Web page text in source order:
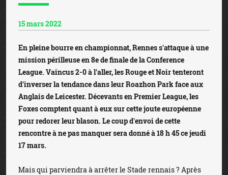
15 mars 2022
En pleine bourre en championnat, Rennes s'attaque à une
mission périlleuse en 8e de finale de la Conference
League. Vaincus 2-0 à l'aller, les Rouge et Noir tenteront
d'inverser la tendance dans leur Roazhon Park face aux
Anglais de Leicester. Décevants en Premier League, les
Foxes comptent quant à eux sur cette joute européenne
pour redorer leur blason. Le coup d'envoi de cette
rencontre à ne pas manquer sera donné à 18 h 45 ce jeudi
17 mars.
Mais qui parviendra à arrêter le Stade rennais ? Après